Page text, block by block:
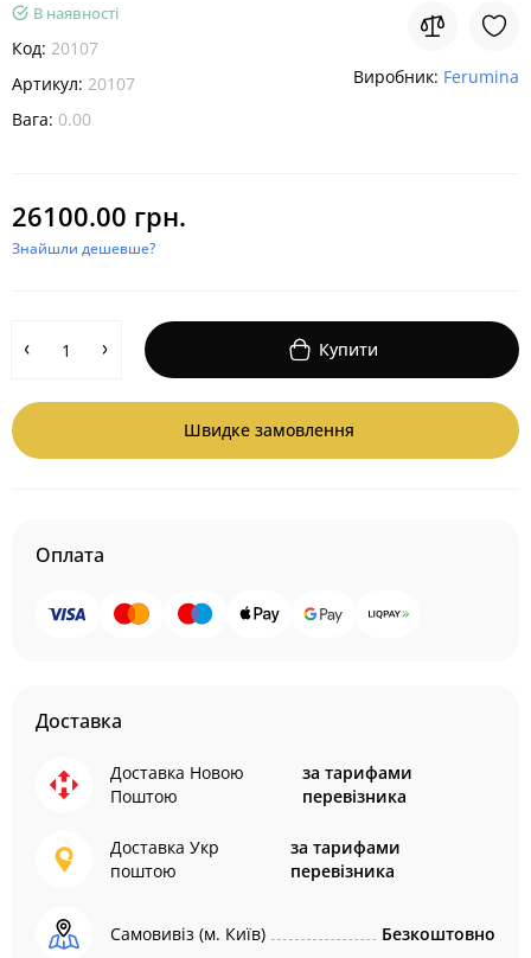
В наявності
Код: 20107
Артикул: 20107
Вага: 0.00
Виробник: Ferumina
26100.00 грн.
Знайшли дешевше?
Купити
Швидке замовлення
Оплата
Доставка
Доставка Новою
Поштою
за тарифами
перевізника
Доставка Укр
поштою
за тарифами
перевізника
Самовивіз (м. Київ) Безкоштовно